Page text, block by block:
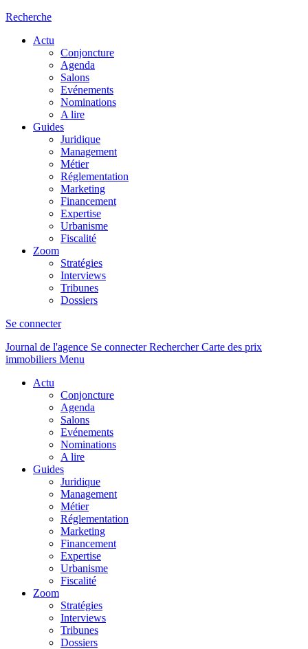
Recherche
Actu
Conjoncture
Agenda
Salons
Evénements
Nominations
A lire
Guides
Juridique
Management
Métier
Réglementation
Marketing
Financement
Expertise
Urbanisme
Fiscalité
Zoom
Stratégies
Interviews
Tribunes
Dossiers
Se connecter
Journal de l'agence Se connecterRechercher Carte des prix
immobiliers Menu
Actu
Conjoncture
Agenda
Salons
Evénements
Nominations
A lire
Guides
Juridique
Management
Métier
Réglementation
Marketing
Financement
Expertise
Urbanisme
Fiscalité
Zoom
Stratégies
Interviews
Tribunes
Dossiers